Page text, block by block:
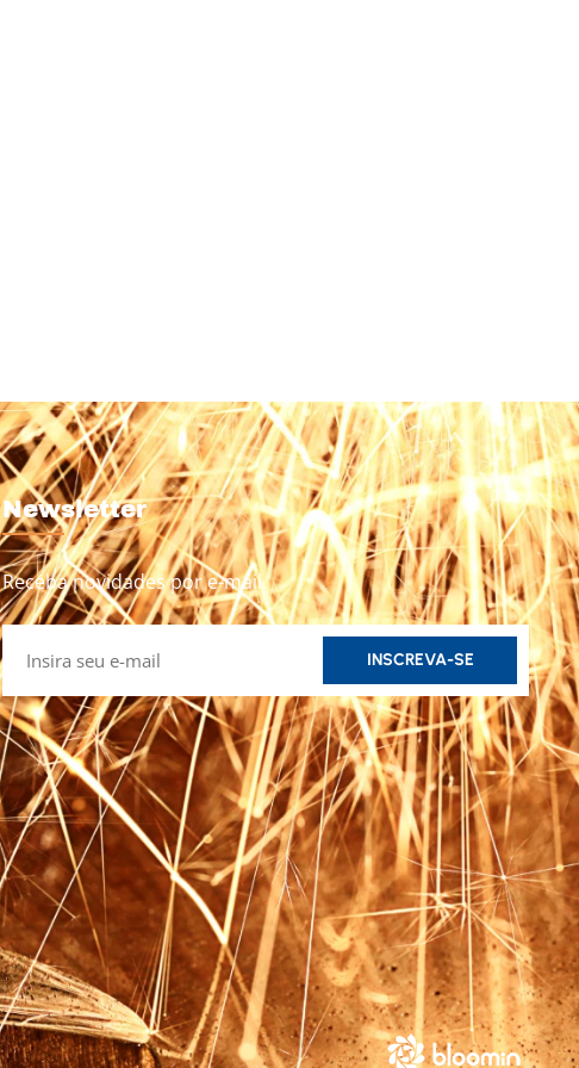
Newsletter
Receba novidades por e-mail.
INSCREVA-SE